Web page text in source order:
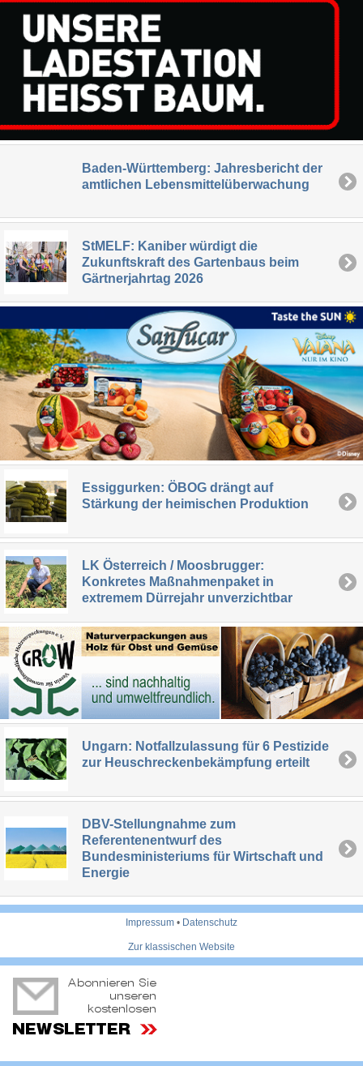
Baden-Württemberg: Jahresbericht der
amtlichen Lebensmittelüberwachung
StMELF: Kaniber würdigt die
Zukunftskraft des Gartenbaus beim
Gärtnerjahrtag 2026
Essiggurken: ÖBOG drängt auf
Stärkung der heimischen Produktion
LK Österreich / Moosbrugger:
Konkretes Maßnahmenpaket in
extremem Dürrejahr unverzichtbar
Ungarn: Notfallzulassung für 6 Pestizide
zur Heuschreckenbekämpfung erteilt
DBV-Stellungnahme zum
Referentenentwurf des
Bundesministeriums für Wirtschaft und
Energie
Impressum • Datenschutz
Zur klassischen Website